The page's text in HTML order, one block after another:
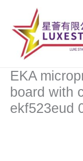
EKA
board with
ekf523eud